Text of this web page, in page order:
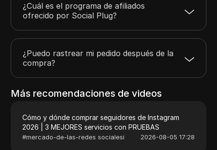
¿Cuál es el programa de afiliados
ofrecido por Social Plug?
¿Puedo rastrear mi pedido después de la
compra?
Más recomendaciones de videos
Cómo y dónde comprar seguidores de Instagram
2026 | 3 MEJORES servicios con PRUEBAS
#mercado-de-las-redes socialesi 2026-08-05 17:28